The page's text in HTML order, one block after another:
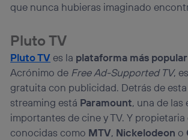
que nunca hubieras imaginado
Pluto TV
Pluto TVes la plataforma más
Acrónimo de Free Ad-Supported TV,
gratuita con publicidad. Detrás de
streaming está Paramount, una de las
importantes de cine y TV. Y
conocidas como MTV, Nickelodeon o